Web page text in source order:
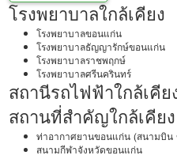
โรงพยาบาลใกล้เคียง
โรงพยาบาลขอนแก่น
โรงพยาบาลธัญญารักษ์ขอนแก่น
โรงพยาบาลราชพฤกษ์
โรงพยาบาลศรีนครินทร์
สถานีรถไฟฟ้าใกล้เคีย
สถานที่สำคัญใกล้เคียง
ท่าอากาศยานขอนแก่น (สนามบิน
สนามกีฬาจังหวัดขอนแก่น